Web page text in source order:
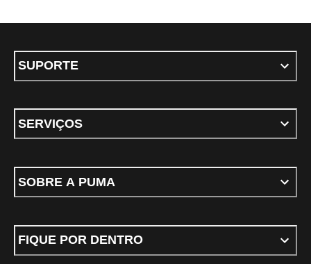
SUPORTE
SERVIÇOS
SOBRE A PUMA
FIQUE POR DENTRO